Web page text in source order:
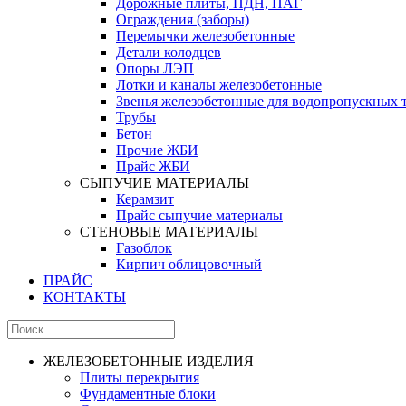
Дорожные плиты, ПДН, ПАГ
Ограждения (заборы)
Перемычки железобетонные
Детали колодцев
Опоры ЛЭП
Лотки и каналы железобетонные
Звенья железобетонные для водопропускных
Трубы
Бетон
Прочие ЖБИ
Прайс ЖБИ
СЫПУЧИЕ МАТЕРИАЛЫ
Керамзит
Прайс сыпучие материалы
СТЕНОВЫЕ МАТЕРИАЛЫ
Газоблок
Кирпич облицовочный
ПРАЙС
КОНТАКТЫ
ЖЕЛЕЗОБЕТОННЫЕ ИЗДЕЛИЯ
Плиты перекрытия
Фундаментные блоки